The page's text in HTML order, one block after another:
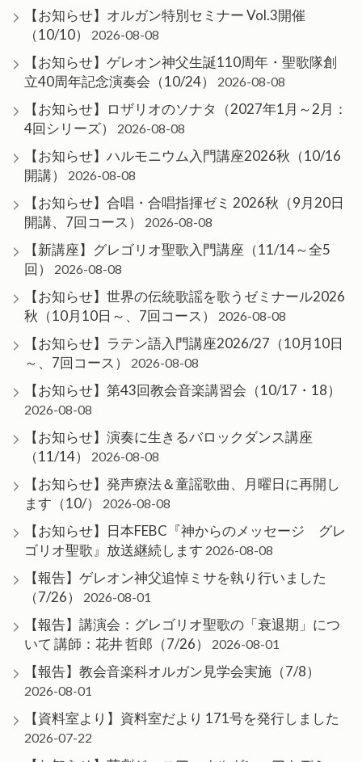
【お知らせ】オルガン特別セミナー Vol.3開催
（10/10）
2026-08-08
【お知らせ】ゲレオン神父生誕110周年・聖歌隊創
立40周年記念演奏会（10/24）
2026-08-08
【お知らせ】ロザリオのソナタ（2027年1月～2月：
4回シリーズ）
2026-08-08
【お知らせ】ハルモニウム入門講座2026秋（10/16
開講）
2026-08-08
【お知らせ】合唱・合唱指揮ゼミ 2026秋（9月20日
開講、7回コース）
2026-08-08
【新講座】グレゴリオ聖歌入門講座（11/14～全5
回）
2026-08-08
【お知らせ】世界の伝統歌謡を歌うゼミナール2026
秋（10月10日～、7回コース）
2026-08-08
【お知らせ】ラテン語入門講座2026/27（10月10日
～、7回コース）
2026-08-08
【お知らせ】第43回教会音楽講習会（10/17・18）
2026-08-08
【お知らせ】演奏に生きるバロックダンス講座
（11/14）
2026-08-08
【お知らせ】発声療法＆童謡歌曲、月曜日に再開し
ます（10/）
2026-08-08
【お知らせ】日本FEBC『神からのメッセージ グレ
ゴリオ聖歌』放送継続します 2026-08-08
【報告】ゲレオン神父追悼ミサを執り行いました
（7/26）
2026-08-01
【報告】講演会：グレゴリオ聖歌の「衰退期」につ
いて 講師：花井 哲郎（7/26）
2026-08-01
【報告】教会音楽科オルガン見学会実施（7/8）
2026-08-01
【資料室より】資料室だより 171号を発行しました
2026-07-22